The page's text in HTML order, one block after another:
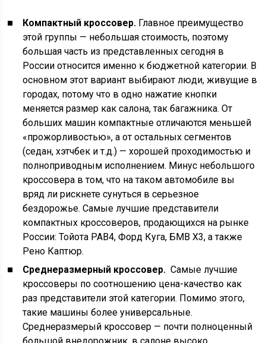
Компактный кроссовер. Главное преимущество
этой группы — небольшая стоимость, поэтому
большая часть из представленных сегодня в
России относится именно к бюджетной категории. В
основном этот вариант выбирают люди, живущие в
городах, потому что в одно нажатие кнопки
меняется размер как салона, так багажника. От
больших машин компактные отличаются меньшей
«прожорливостью», а от остальных сегментов
(седан, хэтчбек и т.д.) — хорошей проходимостью и
полноприводным исполнением. Минус небольшого
кроссовера в том, что на таком автомобиле вы
вряд ли рискнете сунуться в серьезное
бездорожье. Самые лучшие представители
компактных кроссоверов, продающихся на рынке
России: Тойота РАВ4, Форд Куга, БМВ Х3, а также
Рено Каптюр.
Среднеразмерный кроссовер. Самые лучшие
кроссоверы по соотношению цена-качество как
раз представители этой категории. Помимо этого,
такие машины более универсальные.
Среднеразмерый кроссовер — почти полноценный